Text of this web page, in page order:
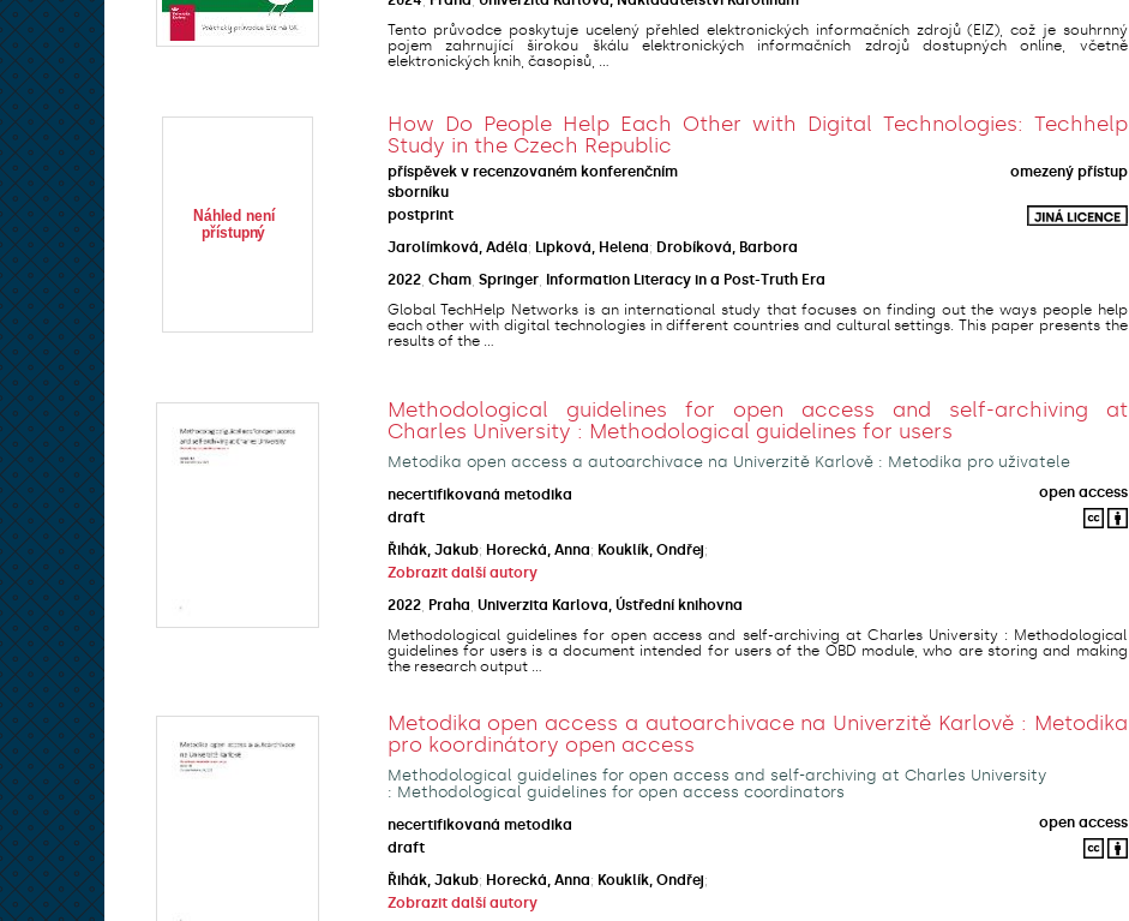
Tento průvodce poskytuje ucelený přehled elektronických informačních zdrojů (EIZ), což je souhrnný
pojem zahrnující širokou škálu elektronických informačních zdrojů dostupných online, včetně
elektronických knih, časopisů, ...
How Do People Help Each Other with Digital Technologies: Techhelp
Study in the Czech Republic
příspěvek v recenzovaném konferenčním
sborníku
omezený přístup
postprint
Jarolímková, Adéla; Lipková, Helena; Drobíková, Barbora
2022, Cham, Springer,
Information Literacy in a Post-Truth Era
Global TechHelp Networks is an international study that focuses on finding out the ways people help
each other with digital technologies in different countries and cultural settings. This paper presents the
results of the ...
Methodological guidelines for open access and self-archiving at
Charles University : Methodological guidelines for users
Metodika open access a autoarchivace na Univerzitě Karlově : Metodika pro uživatele
necertifikovaná metodika
open access
draft
Řihák, Jakub; Horecká, Anna; Kouklík, Ondřej;
Zobrazit další autory
2022, Praha Univerzita Karlova, Ústřední knihovna
Methodological guidelines for open access and self-archiving at Charles University : Methodological
guidelines for users is a document intended for users of the OBD module, who are storing and making
the research output ...
Metodika open access a autoarchivace na Univerzitě Karlově : Metodika
pro koordinátory open access
Methodological guidelines for open access and self-archiving at Charles University
: Methodological guidelines for open access coordinators
necertifikovaná metodika
open access
draft
Řihák, Jakub; Horecká, Anna; Kouklík, Ondřej;
Zobrazit další autory